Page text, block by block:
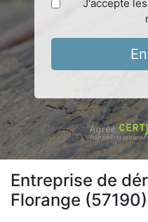
J'accepte les
Entreprise de
Florange (57190)